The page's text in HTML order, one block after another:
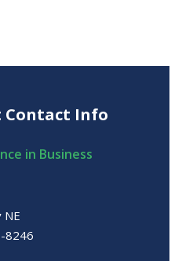
Info
in Business
NE
8246